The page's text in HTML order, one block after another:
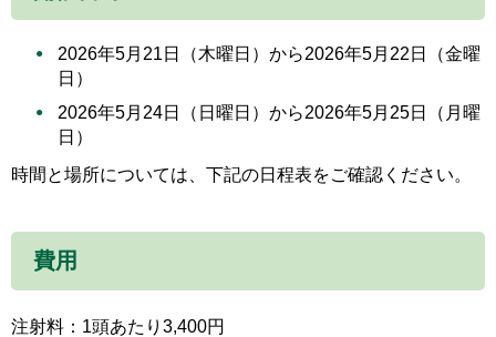
2026年5月21日（木曜日）から2026年5月22日（金曜
日）
2026年5月24日（日曜日）から2026年5月25日（月曜
日）
時間と場所については、下記の日程表をご確認ください。
費用
注射料：1頭あたり3,400円